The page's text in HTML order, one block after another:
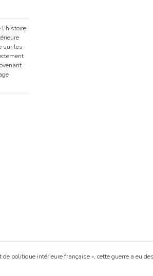
sur les
politique intérieure française », cette guerre a eu des